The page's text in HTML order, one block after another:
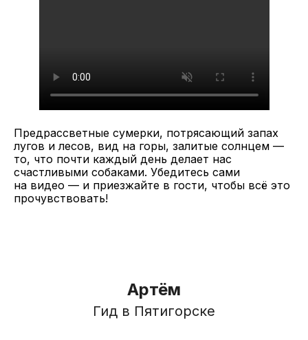
Предрассветные сумерки, потрясающий запах
лугов и лесов, вид на горы, залитые солнцем —
то, что почти каждый день делает нас
счастливыми собаками. Убедитесь сами
на видео — и приезжайте в гости, чтобы всё это
прочувствовать!
Артём
Гид в Пятигорске